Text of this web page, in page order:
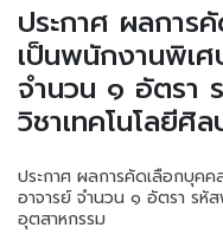
ประกาศ ผลการ
เป็นพนักงานพิเ
จำนวน ๑ อัตร
วิชาเทคโนโลยีศิ
ประกาศ ผลการคัดเลือกบุค
อาจารย์ จำนวน ๑ อัตรา รหั
อุตสาหกรรม